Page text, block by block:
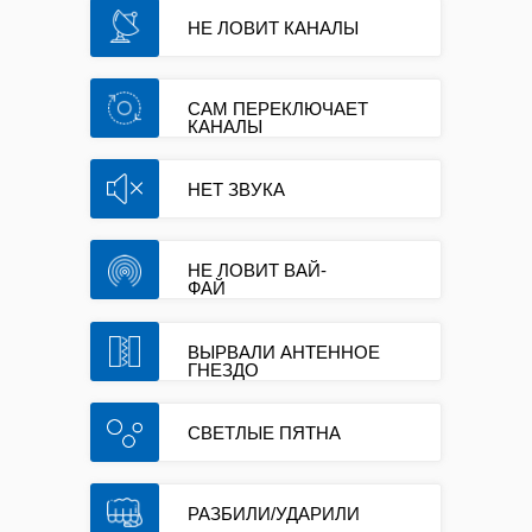
НЕ ЛОВИТ КАНАЛЫ
НЕТ ЗВУКА
САМ ПЕРЕКЛЮЧАЕТ
КАНАЛЫ
НЕ ЛОВИТ ВАЙ-
ФАЙ
ВЫРВАЛИ АНТЕННОЕ
ГНЕЗДО
РАЗБИЛИ/УДАРИЛИ
СВЕТЛЫЕ ПЯТНА